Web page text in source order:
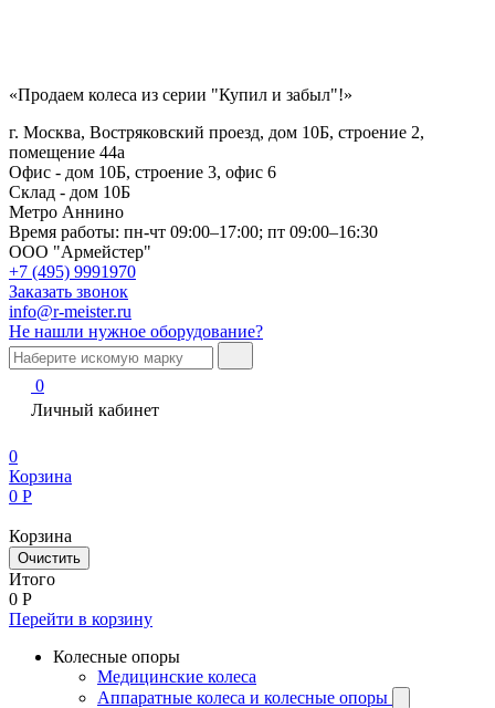
«Продаем колеса из серии "Купил и забыл"!»
г. Москва, Востряковский проезд, дом 10Б, строение 2,
помещение 44а
Офис - дом 10Б, строение 3, офис 6
Склад - дом 10Б
Метро Аннино
Время работы: пн-чт 09:00–17:00; пт 09:00–16:30
ООО "Армейстер"
+7 (495) 9991970
Заказать звонок
info@r-meister.ru
Не нашли нужное оборудование?
0
Личный кабинет
0
Корзина
0 Р
Корзина
Очистить
Итого
0 Р
Перейти в корзину
Колесные опоры
Медицинские колеса
Аппаратные колеса и колесные опоры